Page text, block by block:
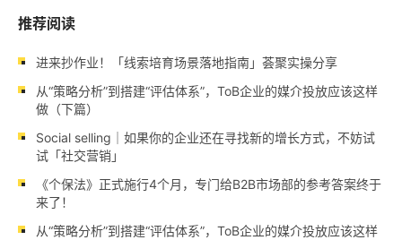
推荐阅读
进来抄作业！「线索培育场景落地指南」荟聚实操分享
从“策略分析”到搭建“评估体系”，ToB企业的媒介投放应该这样
做（下篇）
Social selling｜如果你的企业还在寻找新的增长方式，不妨试
试「社交营销」
《个保法》正式施行4个月，专门给B2B市场部的参考答案终于
来了！
从“策略分析”到搭建“评估体系”，ToB企业的媒介投放应该这样